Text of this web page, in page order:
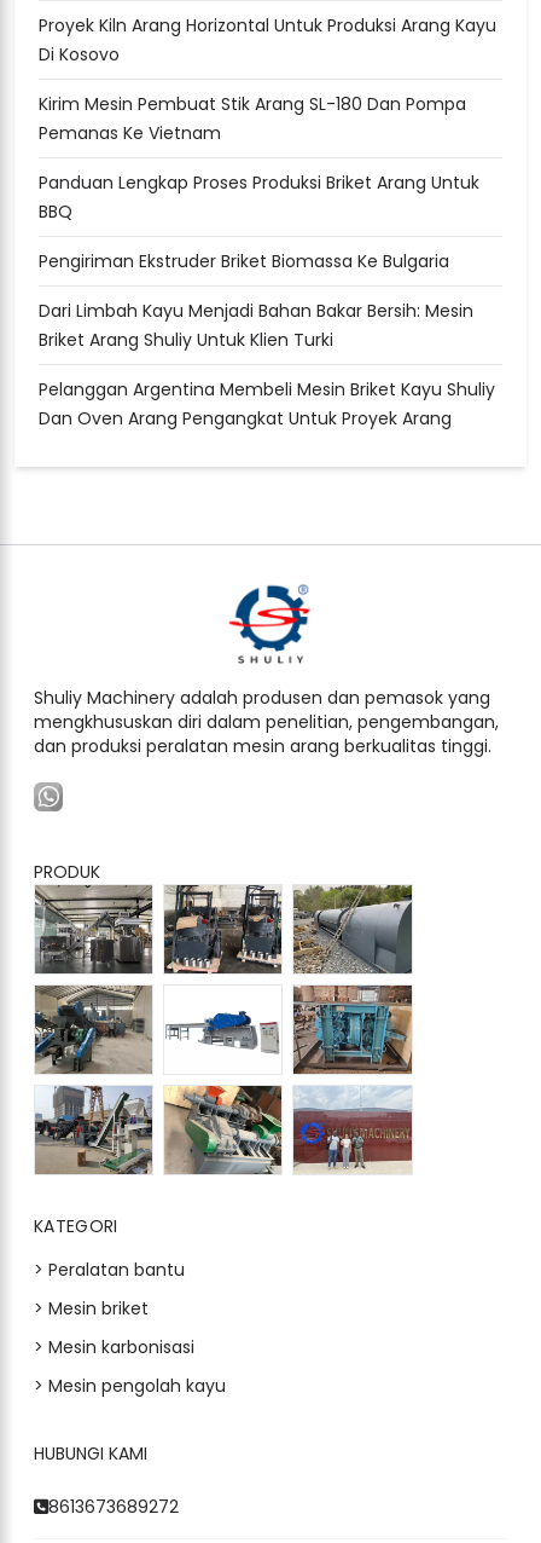
Proyek Kiln Arang Horizontal Untuk Produksi Arang Kayu
Di Kosovo
Kirim Mesin Pembuat Stik Arang SL-180 Dan Pompa
Pemanas Ke Vietnam
Panduan Lengkap Proses Produksi Briket Arang Untuk
BBQ
Pengiriman Ekstruder Briket Biomassa Ke Bulgaria
Dari Limbah Kayu Menjadi Bahan Bakar Bersih: Mesin
Briket Arang Shuliy Untuk Klien Turki
Pelanggan Argentina Membeli Mesin Briket Kayu Shuliy
Dan Oven Arang Pengangkat Untuk Proyek Arang
Shuliy Machinery adalah produsen dan pemasok yang
mengkhususkan diri dalam penelitian, pengembangan,
dan produksi peralatan mesin arang berkualitas tinggi.
PRODUK
KATEGORI
> Peralatan bantu
> Mesin briket
> Mesin karbonisasi
> Mesin pengolah kayu
HUBUNGI KAMI
8613673689272